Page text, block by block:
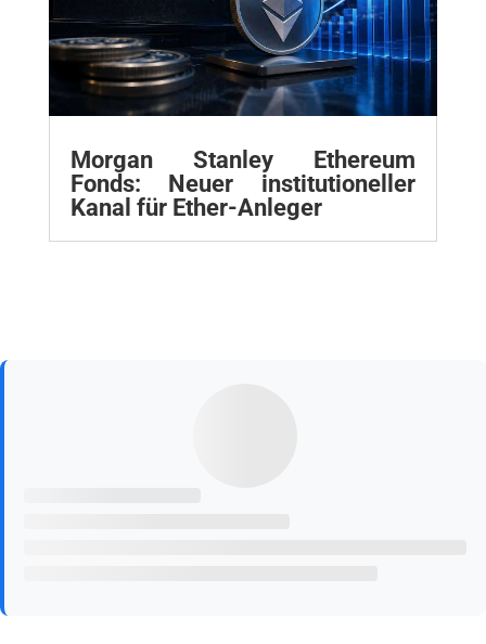
Morgan Stanley Ethereum
Fonds: Neuer institutioneller
Kanal für Ether-Anleger